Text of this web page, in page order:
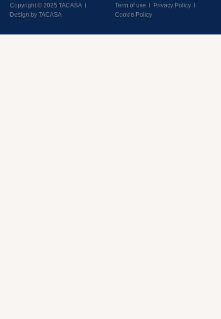
Copyright © 2025 TACASA
Design by TACASA
Term of use Privacy Policy
Cookie Policy